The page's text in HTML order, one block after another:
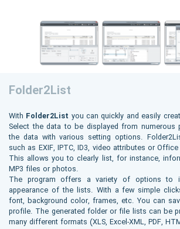
Folder2List
With Folder2List you can quickly and easily
Select the data to be displayed from numerous
the data with various setting options.
such as EXIF, IPTC, ID3, video attributes or
This allows you to clearly list, for instance,
MP3 files or photos.
The program offers a variety of options to
appearance of the lists. With a few simple
font, background color, frames, etc. You can
profile. The generated folder or file lists can be
many different formats (XLS, Excel-XML, PDF,